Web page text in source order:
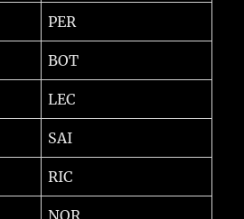
PER
BOT
LEC
SAI
RIC
NOR